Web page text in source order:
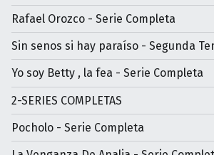
Rafael Orozco - Serie Completa
Sin senos si hay paraíso - Segunda
Yo soy Betty , la fea - Serie Completa
2-SERIES COMPLETAS
Pocholo - Serie Completa